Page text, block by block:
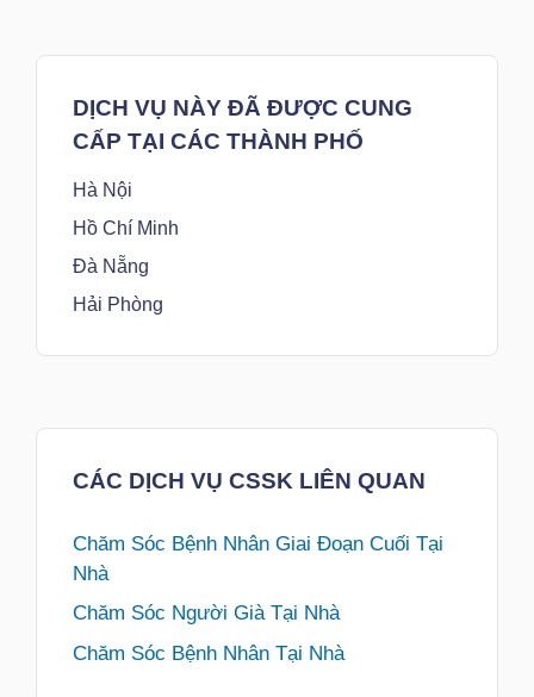
DỊCH VỤ NÀY ĐÃ ĐƯỢC CUNG
CẤP TẠI CÁC THÀNH PHỐ
Hà Nội
Hồ Chí Minh
Đà Nẵng
Hải Phòng
CÁC DỊCH VỤ CSSK LIÊN QUAN
Chăm Sóc Bệnh Nhân Giai Đoạn Cuối Tại
Nhà
Chăm Sóc Người Già Tại Nhà
Chăm Sóc Bệnh Nhân Tại Nhà